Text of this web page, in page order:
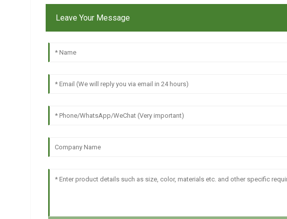
Leave Your Message